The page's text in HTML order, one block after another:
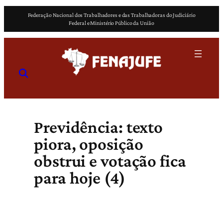
o
Federação Nacional dos Trabalhadores e das Trabalhadoras do Judiciário
Federal e Ministério Público da União
Previdência: texto
piora, oposição
obstrui e votação fica
para hoje (4)